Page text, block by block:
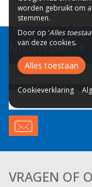
NIEUWSBRIEF
Naam
Email
adres
VRAGEN OF
worden gebruikt om
stemmen.
Door op ‘Alles
van deze cookies.
Alles toestaan
Cookieverklaring